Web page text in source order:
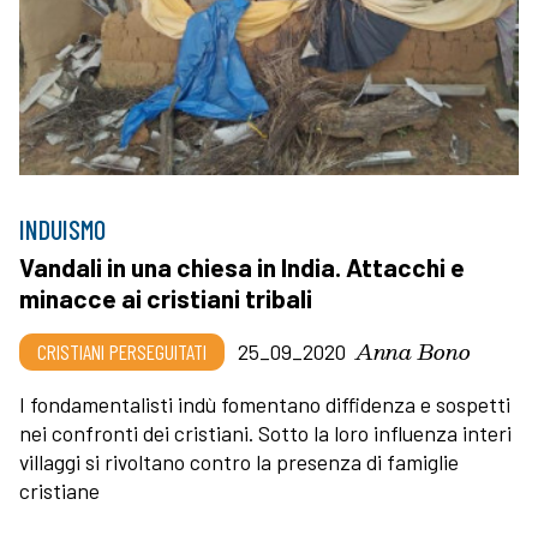
INDUISMO
Vandali in una chiesa in India. Attacchi e
minacce ai cristiani tribali
CRISTIANI PERSEGUITATI 25_09_2020 Anna Bono
I fondamentalisti indù fomentano diffidenza e sospetti
nei confronti dei cristiani. Sotto la loro influenza interi
villaggi si rivoltano contro la presenza di famiglie
cristiane